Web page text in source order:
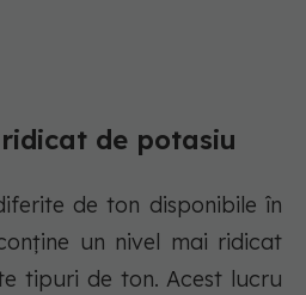
de potasiu
de ton disponibile în
un nivel mai ridicat
tipuri de ton. Acest lucru